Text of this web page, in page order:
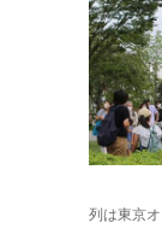
列は東京